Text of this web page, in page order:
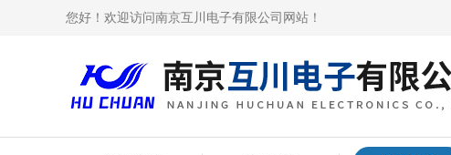
您好！欢迎访问南京互川电子有限公司网站！